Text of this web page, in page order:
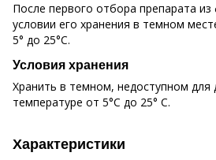
После первого отбора препарата из
условии его хранения в темном
5° до 25°С.
Условия хранения
Хранить в темном, недоступном для
температуре от 5°С до 25° С.
Характеристики